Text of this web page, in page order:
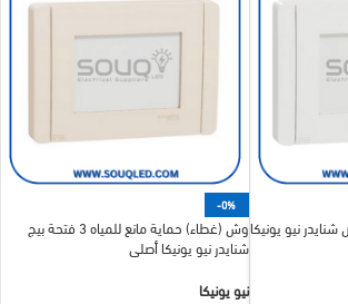
أبيض شنايدر نيو يونيكا
-0%
وش (غطاء) حماية مانع للمياه 3 فتحة بيج
شنايدر نيو يونيكا أصلي
نيو يونيكا